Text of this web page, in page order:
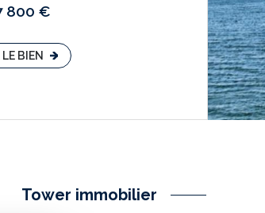
800 €
BIEN
Tower immobilier